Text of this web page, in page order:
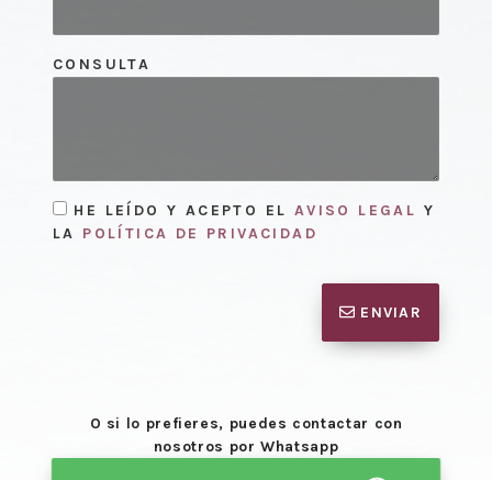
CONSULTA
HE LEÍDO Y ACEPTO EL AVISO LEGAL Y
LA POLÍTICA DE PRIVACIDAD
ENVIAR
O si lo prefieres, puedes contactar con
nosotros por Whatsapp